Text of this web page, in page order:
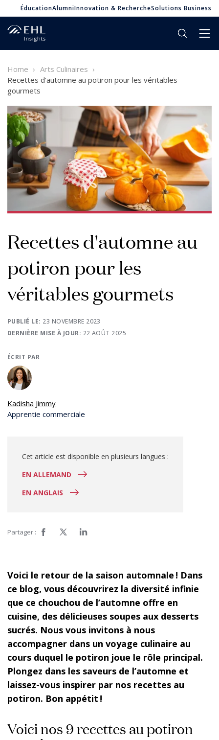
ÉducationAlumniInnovation & RechercheSolutions Business
Home
Arts Culinaires
Recettes d'automne au potiron pour les véritables
gourmets
Recettes d'automne au
potiron pour les
véritables gourmets
PUBLIÉ LE: 23 NOVEMBRE 2023
DERNIÈRE MISE À JOUR: 22 AOÛT 2025
ÉCRIT PAR
Kadisha Jimmy
Apprentie commerciale
Cet article est disponible en plusieurs langues :
EN ALLEMAND
EN ANGLAIS
Partager :
Voici le retour de la saison automnale ! Dans
ce blog, vous découvrirez la diversité infinie
que ce chouchou de l’automne offre en
cuisine, des délicieuses soupes aux desserts
sucrés. Nous vous invitons à nous
accompagner dans un voyage culinaire au
cours duquel le potiron joue le rôle principal.
Plongez dans les saveurs de l’automne et
laissez-vous inspirer par nos recettes au
potiron. Bon appétit !
Voici nos 9 recettes au potiron